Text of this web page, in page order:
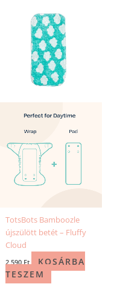
TotsBots Bamboozle
újszülött betét – Fluffy
Cloud
2 590 Ft
KOSÁRBA
TESZEM